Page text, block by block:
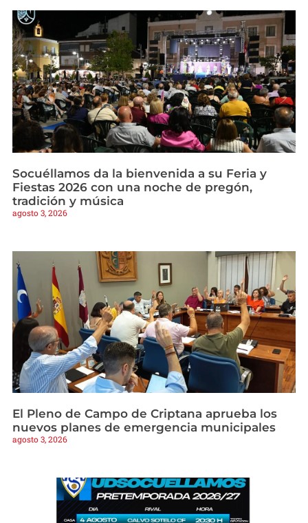
Socuéllamos da la bienvenida a su Feria y
Fiestas 2026 con una noche de pregón,
tradición y música
agosto 3, 2026
El Pleno de Campo de Criptana aprueba los
nuevos planes de emergencia municipales
agosto 3, 2026